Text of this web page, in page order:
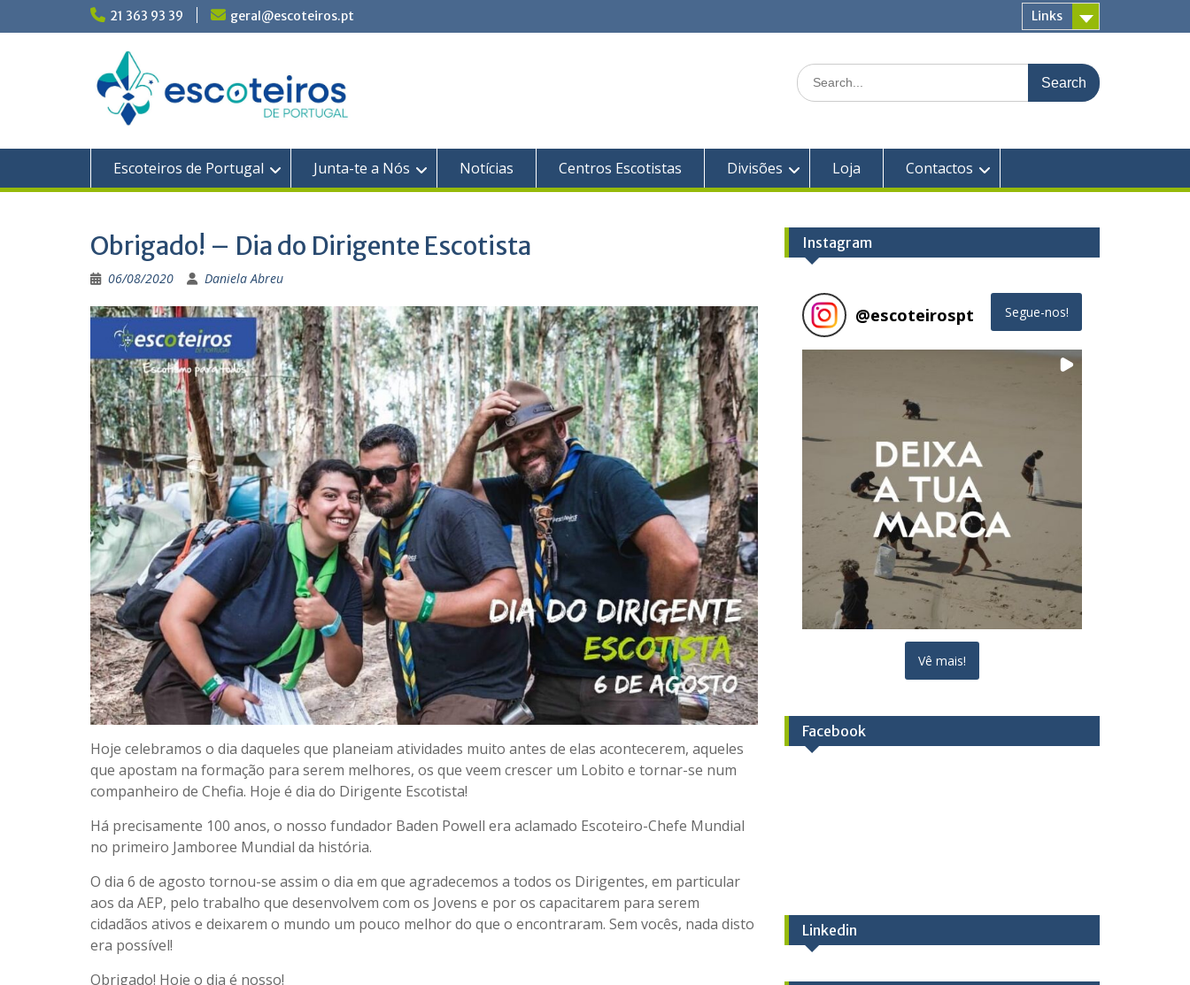
21 363 93 39 geral@escoteiros.pt Links
Search
for:
Escoteiros de Portugal Junta-te a Nós Notícias Centros Escotistas Divisões Loja Contactos
Obrigado! – Dia do Dirigente Escotista
06/08/2020 Daniela Abreu
Hoje celebramos o dia daqueles que planeiam atividades muito antes de elas acontecerem, aqueles
que apostam na formação para serem melhores, os que veem crescer um Lobito e tornar-se num
companheiro de Chefia. Hoje é dia do Dirigente Escotista!
Há precisamente 100 anos, o nosso fundador Baden Powell era aclamado Escoteiro-Chefe Mundial
no primeiro Jamboree Mundial da história.
O dia 6 de agosto tornou-se assim o dia em que agradecemos a todos os Dirigentes, em particular
aos da AEP, pelo trabalho que desenvolvem com os Jovens e por os capacitarem para serem
cidadãos ativos e deixarem o mundo um pouco melhor do que o encontraram. Sem vocês, nada disto
era possível!
Obrigado! Hoje o dia é nosso!
Instagram
@escoteirospt Segue-nos!
Vê mais!
Facebook
Linkedin